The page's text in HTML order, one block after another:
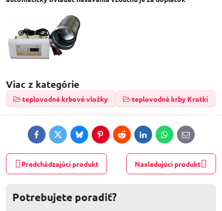
Viac z kategórie
teplovodné krbové vložky teplovodné krby Kratki
FacebookTwitterBlueskyPinterestRedditLinkedInWhatsApp
E-
mail
Predchádzajúci produkt Nasledujúci produkt
Potrebujete poradiť?